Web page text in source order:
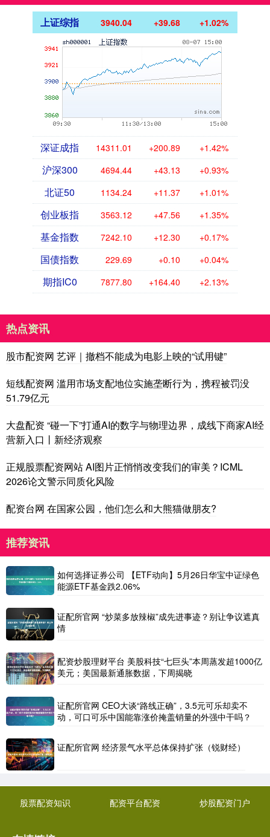
上证综指 3940.04 +39.68 +1.02%
深证成指 14311.01 +200.89 +1.42%
沪深300 4694.44 +43.13 +0.93%
北证50 1134.24 +11.37 +1.01%
创业板指 3563.12 +47.56 +1.35%
基金指数 7242.10 +12.30 +0.17%
国债指数 229.69 +0.10 +0.04%
期指IC0 7877.80 +164.40 +2.13%
热点资讯
股市配资网 艺评｜撤档不能成为电影上映的“试用键”
短线配资网 滥用市场支配地位实施垄断行为，携程被罚没
51.79亿元
大盘配资 “碰一下”打通AI的数字与物理边界，成线下商家AI经
营新入口丨新经济观察
正规股票配资网站 AI图片正悄悄改变我们的审美？ICML
2026论文警示同质化风险
配资台网 在国家公园，他们怎么和大熊猫做朋友?
推荐资讯
如何选择证券公司 【ETF动向】5月26日华宝中证绿色
能源ETF基金跌2.06%
证配所官网 “炒菜多放辣椒”成先进事迹？别让争议遮真
情
配资炒股理财平台 美股科技“七巨头”本周蒸发超1000亿
美元；美国最新通胀数据，下周揭晓
证配所官网 CEO大谈“路线正确”，3.5元可乐却卖不
动，可口可乐中国能靠涨价掩盖销量的外强中干吗？
证配所官网 经济景气水平总体保持扩张（锐财经）
股票配资知识 配资平台配资 炒股配资门户